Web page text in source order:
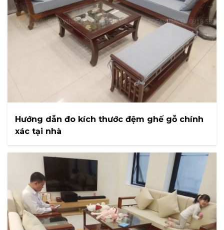
Hướng dẫn đo kích thước đệm ghế gỗ chính
xác tại nhà